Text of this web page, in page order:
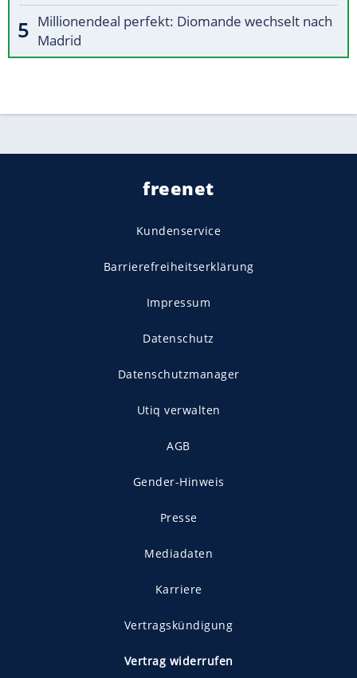
Millionendeal perfekt: Diomande wechselt nach
Madrid
freenet
Kundenservice
Barrierefreiheitserklärung
Impressum
Datenschutz
Datenschutzmanager
Utiq verwalten
AGB
Gender-Hinweis
Presse
Mediadaten
Karriere
Vertragskündigung
Vertrag widerrufen